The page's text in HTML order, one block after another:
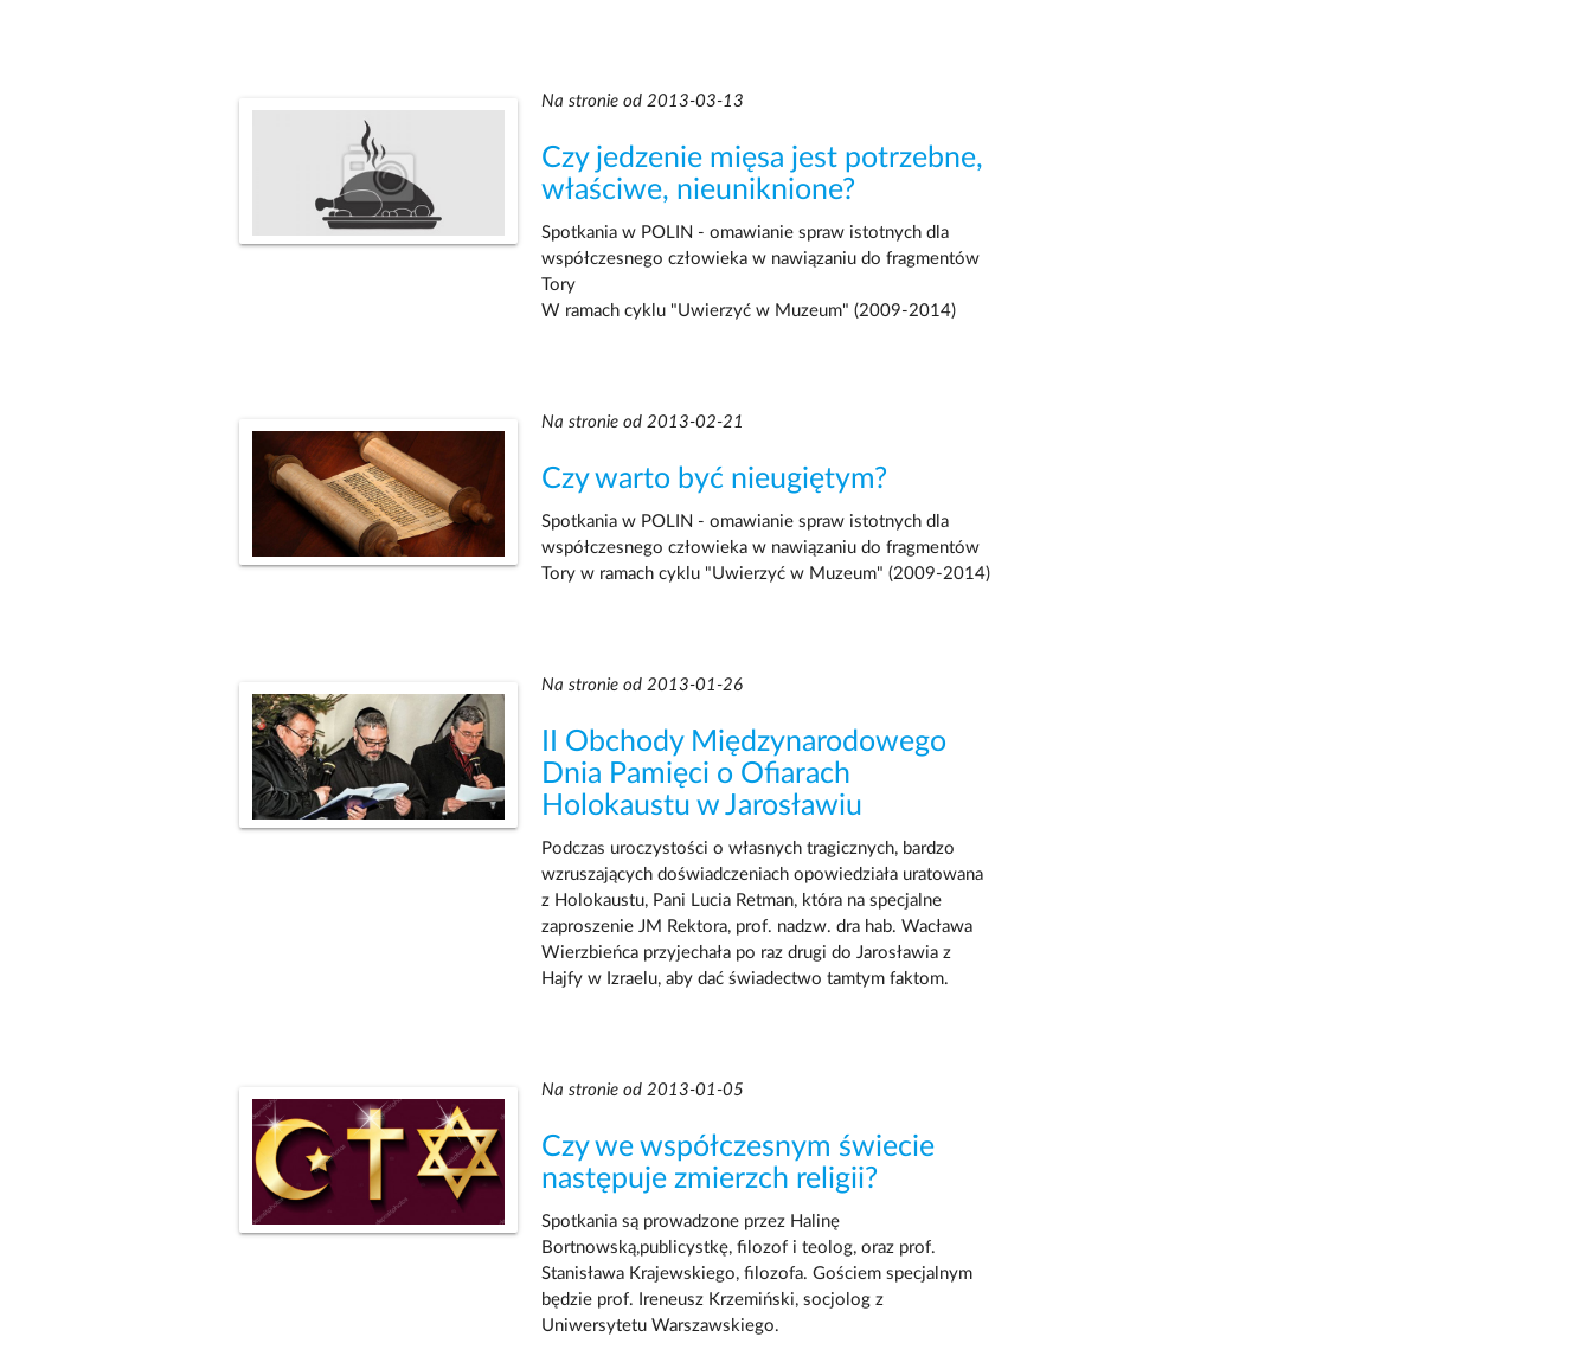
Na stronie od 2013-03-13
Czy jedzenie mięsa jest potrzebne,
właściwe, nieuniknione?
Spotkania w POLIN - omawianie spraw istotnych dla
współczesnego człowieka w nawiązaniu do fragmentów
Tory
W ramach cyklu "Uwierzyć w Muzeum" (2009-2014)
Na stronie od 2013-02-21
Czy warto być nieugiętym?
Spotkania w POLIN - omawianie spraw istotnych dla
współczesnego człowieka w nawiązaniu do fragmentów
Tory w ramach cyklu "Uwierzyć w Muzeum" (2009-2014)
Na stronie od 2013-01-26
II Obchody Międzynarodowego
Dnia Pamięci o Ofiarach
Holokaustu w Jarosławiu
Podczas uroczystości o własnych tragicznych, bardzo
wzruszających doświadczeniach opowiedziała uratowana
z Holokaustu, Pani Lucia Retman, która na specjalne
zaproszenie JM Rektora, prof. nadzw. dra hab. Wacława
Wierzbieńca przyjechała po raz drugi do Jarosławia z
Hajfy w Izraelu, aby dać świadectwo tamtym faktom.
Na stronie od 2013-01-05
Czy we współczesnym świecie
następuje zmierzch religii?
Spotkania są prowadzone przez Halinę
Bortnowską,publicystkę, filozof i teolog, oraz prof.
Stanisława Krajewskiego, filozofa. Gościem specjalnym
będzie prof. Ireneusz Krzemiński, socjolog z
Uniwersytetu Warszawskiego.